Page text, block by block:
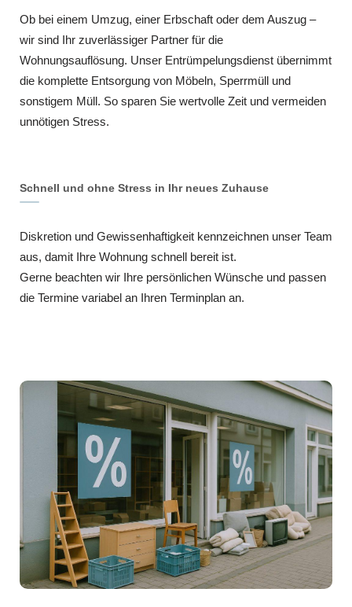
Ob bei einem Umzug, einer Erbschaft oder dem Auszug –
wir sind Ihr zuverlässiger Partner für die
Wohnungsauflösung. Unser Entrümpelungsdienst übernimmt
die komplette Entsorgung von Möbeln, Sperrmüll und
sonstigem Müll. So sparen Sie wertvolle Zeit und vermeiden
unnötigen Stress.
Schnell und ohne Stress in Ihr neues Zuhause
Diskretion und Gewissenhaftigkeit kennzeichnen unser Team
aus, damit Ihre Wohnung schnell bereit ist.
Gerne beachten wir Ihre persönlichen Wünsche und passen
die Termine variabel an Ihren Terminplan an.